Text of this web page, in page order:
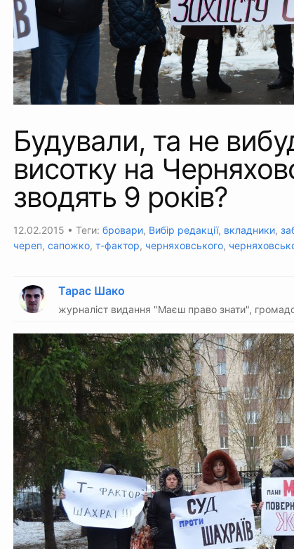
Будували, та не
висотку на
зводять 9 років?
12.02.2015 • Теги: бровари, Вибір редакції, вкладники,
череп, сапожко, т-фактор, черняховського,
Тарас Шако
журналіст видання "Маєш право знати",